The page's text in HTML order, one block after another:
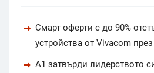
Смарт оферти с до 90%
устройства от Vivacom през
А1 затвърди лидерството